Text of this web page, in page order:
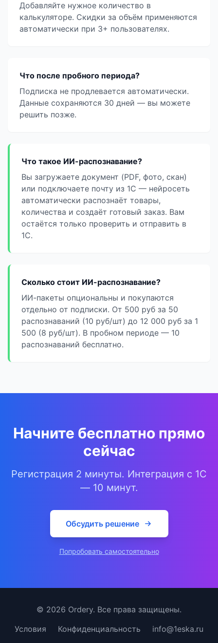
Добавляйте нужное количество в
калькуляторе. Скидки за объём применяются
автоматически при 3+ пользователях.
Что после пробного периода?
Подписка не продлевается автоматически.
Данные сохраняются 30 дней — вы можете
решить позже.
Что такое ИИ-распознавание?
Вы загружаете документ (PDF, фото, скан)
или подключаете почту из 1С — нейросеть
автоматически распознаёт товары,
количества и создаёт готовый заказ. Вам
остаётся только проверить и отправить в
1С.
Сколько стоит ИИ-распознавание?
ИИ-пакеты опциональны и покупаются
отдельно от подписки. От 500 руб за 50
распознаваний (10 руб/шт) до 12 000 руб за 1
500 (8 руб/шт). В пробном периоде — 10
распознаваний бесплатно.
Начните бесплатно прямо
сейчас
Регистрация 2 минуты. Интеграция с 1С
— 10 минут.
Обсудить решение
Попробовать самостоятельно
© 2026 Ordery. Все права защищены.
Условия
Конфиденциальность info@1eska.ru